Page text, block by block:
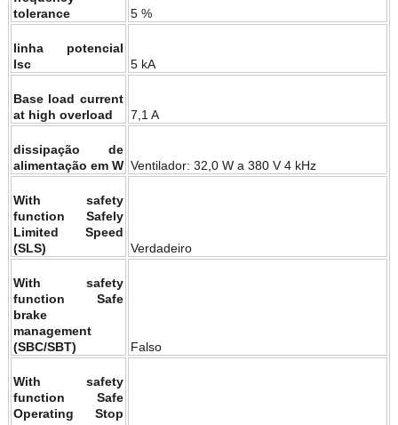
tolerance
5 %
linha potencial
Isc
5 kA
Base load current
at high overload
7,1 A
dissipação de
alimentação em W Ventilador: 32,0 W a 380 V 4 kHz
With safety
function Safely
Limited Speed
(SLS)
Verdadeiro
With safety
function Safe
brake
management
(SBC/SBT)
Falso
With safety
function Safe
Operating Stop